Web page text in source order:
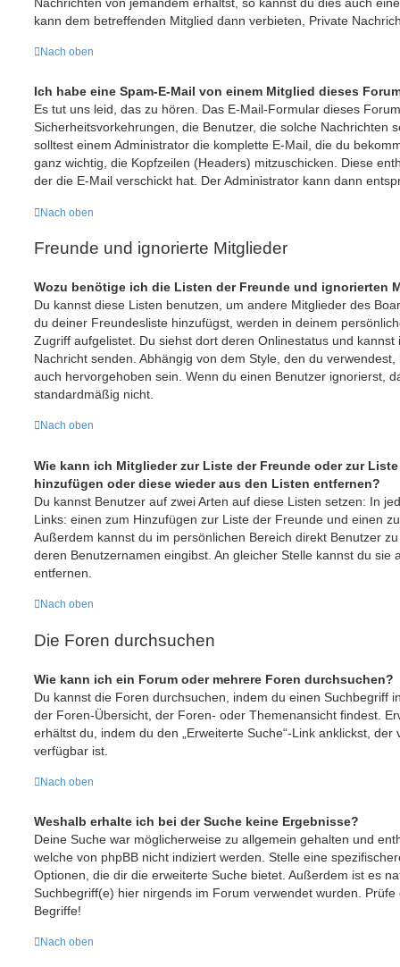
kann dem betreffenden Mitglied dann verbieten, Private
Nach oben
Ich habe eine Spam-E-Mail von einem Mitglied dieses
Es tut uns leid, das zu hören. Das E-Mail-Formular dieses
Sicherheitsvorkehrungen, die Benutzer, die solche Nachrichten
solltest einem Administrator die komplette E-Mail, die du
ganz wichtig, die Kopfzeilen (Headers) mitzuschicken. Diese
der die E-Mail verschickt hat. Der Administrator kann dann
Nach oben
Freunde und ignorierte Mitglieder
Wozu benötige ich die Listen der Freunde und ignorierten
Du kannst diese Listen benutzen, um andere Mitglieder des
du deiner Freundesliste hinzufügst, werden in deinem
Zugriff aufgelistet. Du siehst dort deren Onlinestatus und kannst
Nachricht senden. Abhängig von dem Style, den du
auch hervorgehoben sein. Wenn du einen Benutzer ignorierst,
standardmäßig nicht.
Nach oben
Wie kann ich Mitglieder zur Liste der Freunde oder zur
hinzufügen oder diese wieder aus den Listen entfernen?
Du kannst Benutzer auf zwei Arten auf diese Listen setzen: In
Links: einen zum Hinzufügen zur Liste der Freunde und einen
Außerdem kannst du im persönlichen Bereich direkt Benutzer
deren Benutzernamen eingibst. An gleicher Stelle kannst du sie
entfernen.
Nach oben
Die Foren durchsuchen
Wie kann ich ein Forum oder mehrere Foren durchsuchen?
Du kannst die Foren durchsuchen, indem du einen Suchbegriff
der Foren-Übersicht, der Foren- oder Themenansicht findest.
erhältst du, indem du den „Erweiterte Suche“-Link anklickst,
verfügbar ist.
Nach oben
Weshalb erhalte ich bei der Suche keine Ergebnisse?
Deine Suche war möglicherweise zu allgemein gehalten und
welche von phpBB nicht indiziert werden. Stelle eine
Optionen, die dir die erweiterte Suche bietet. Außerdem ist es
Suchbegriff(e) hier nirgends im Forum verwendet wurden.
Begriffe!
Nach oben